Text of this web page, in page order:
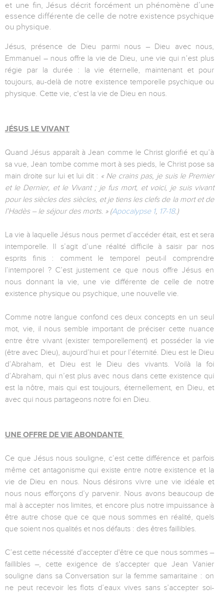
et une fin, Jésus décrit forcément un phénomène d’une
essence différente de celle de notre existence psychique
ou physique.
Jésus, présence de Dieu parmi nous – Dieu avec nous,
Emmanuel – nous offre la vie de Dieu, une vie qui n’est plus
régie par la durée : la vie éternelle, maintenant et pour
toujours, au-delà de notre existence temporelle psychique ou
physique. Cette vie, c'est la vie de Dieu en nous.
JÉSUS LE VIVANT
Quand Jésus apparaît à Jean comme le Christ glorifié et qu’à
sa vue, Jean tombe comme mort à ses pieds, le Christ pose sa
main droite sur lui et lui dit : « Ne crains pas, je suis le Premier
et le Dernier, et le Vivant ; je fus mort, et voici, je suis vivant
pour les siècles des siècles, et je tiens les clefs de la mort et de
l’Hadès – le séjour des morts. » (Apocalypse 1, 17-18.)
La vie à laquelle Jésus nous permet d’accéder était, est et sera
intemporelle. Il s’agit d’une réalité difficile à saisir par nos
esprits finis : comment le temporel peut-il comprendre
l’intemporel ? C’est justement ce que nous offre Jésus en
nous donnant la vie, une vie différente de celle de notre
existence physique ou psychique, une nouvelle vie.
Comme notre langue confond ces deux concepts en un seul
mot, vie, il nous semble important de préciser cette nuance
entre être vivant (exister temporellement) et posséder la vie
(être avec Dieu), aujourd’hui et pour l’éternité. Dieu est le Dieu
d’Abraham, et Dieu est le Dieu des vivants. Voilà la foi
d’Abraham, qui n’est plus avec nous dans cette existence qui
est la nôtre, mais qui est toujours, éternellement, en Dieu, et
avec qui nous partageons notre foi en Dieu.
UNE OFFRE DE VIE ABONDANTE
Ce que Jésus nous souligne, c’est cette différence et parfois
même cet antagonisme qui existe entre notre existence et la
vie de Dieu en nous. Nous désirons vivre une vie idéale et
nous nous efforçons d’y parvenir. Nous avons beaucoup de
mal à accepter nos limites, et encore plus notre impuissance à
être autre chose que ce que nous sommes en réalité, quels
que soient nos qualités et nos défauts : des êtres faillibles.
C’est cette nécessité d'accepter d'être ce que nous sommes –
faillibles –, cette exigence de s'accepter que Jean Vanier
souligne dans sa Conversation sur la femme samaritaine : on
ne peut recevoir les flots d’eaux vives sans s’accepter soi-